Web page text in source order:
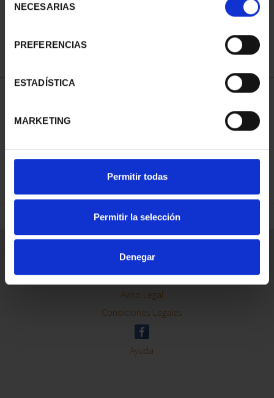
NECESARIAS
PREFERENCIAS
ESTADÍSTICA
MARKETING
Permitir todas
Permitir la selección
Denegar
REFINAR
Contacto
Preguntas Frequentes (FAQs)
Aviso Legal
Condiciones Legales
Ayuda